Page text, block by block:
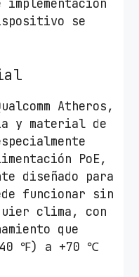
se
Atheros,
y material de
PoE,
diseñado para
funcionar sin
clima, con
que
℉) a +70 ℃